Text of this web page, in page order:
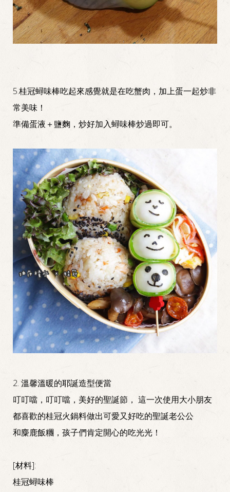
5.桂冠蟳味棒吃起來感覺就是在吃蟹肉，加上蛋一起炒非
常美味！
準備蛋液＋鹽麴，炒好加入蟳味棒炒過即可。
2. 溫馨溫暖的耶誕造型便當
叮叮噹，叮叮噹，美好的聖誕節， 這一次使用大小朋友
都喜歡的桂冠火鍋料做出可愛又好吃的聖誕老公公
和麋鹿飯糰，孩子們肯定開心的吃光光！
[材料]:
桂冠蟳味棒